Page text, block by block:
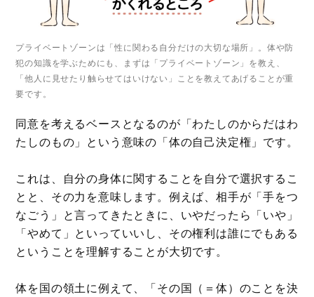
プライベートゾーンは「性に関わる自分だけの大切な場所」。体や防
犯の知識を学ぶためにも、まずは「プライベートゾーン」を教え、
「他人に見せたり触らせてはいけない」ことを教えてあげることが重
要です。
同意を考えるベースとなるのが「わたしのからだはわ
たしのもの」という意味の「体の自己決定権」です。
これは、自分の身体に関することを自分で選択するこ
とと、その力を意味します。例えば、相手が「手をつ
なごう」と言ってきたときに、いやだったら「いや」
「やめて」といっていいし、その権利は誰にでもある
ということを理解することが大切です。
体を国の領土に例えて、「その国（＝体）のことを決